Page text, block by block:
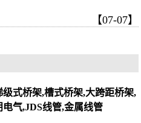
【07-07】
式桥架,槽式桥架,大跨距桥架,
气,JDS线管,金属线管